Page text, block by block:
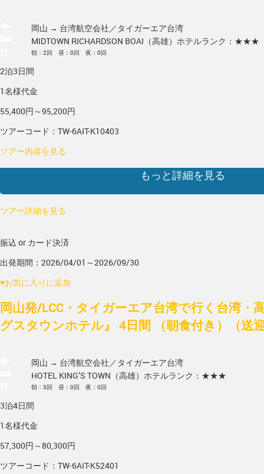
岡山 → 台湾航空会社／タイガーエア台湾
MIDTOWN RICHARDSON BOAI（高雄） ホテルランク：★★★
朝：2回 昼：0回 夜：0回
2泊3日間
1名様代金
55,400円～95,200円
ツアーコード：TW-6AIT-K10403
ツアー内容を見る
もっと詳細を見る
ツアー詳細を見る
振込 or カード決済
出発期間：2026/04/01～2026/09/30
♥お気に入りに追加
岡山発/LCC・タイガーエア台湾で行く台湾・
グスタウンホテル』 4日間 （朝食付き）（送
岡山 → 台湾航空会社／タイガーエア台湾
HOTEL KING’S TOWN（高雄） ホテルランク：★★★
朝：3回 昼：0回 夜：0回
3泊4日間
1名様代金
57,300円～80,300円
ツアーコード：TW-6AIT-K52401